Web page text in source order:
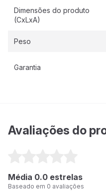
Dimensões do produto
(CxLxA)
Peso
Garantia
Avaliações do
Média 0.0 estrelas
Baseado em 0 avaliações